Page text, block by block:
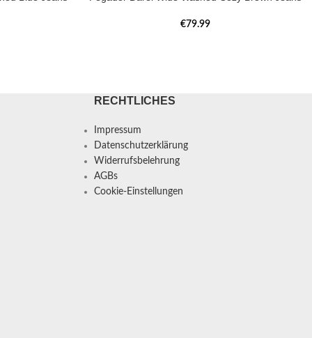
€79.99
RECHTLICHES
Impressum
Datenschutzerklärung
Widerrufsbelehrung
AGBs
Cookie-Einstellungen